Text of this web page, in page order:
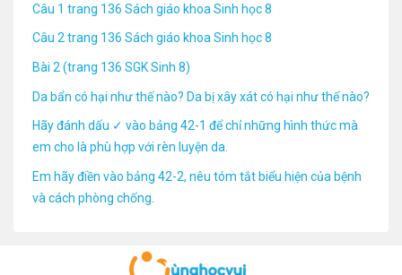
Câu 1 trang 136 Sách giáo khoa Sinh học 8
Câu 2 trang 136 Sách giáo khoa Sinh học 8
Bài 2 (trang 136 SGK Sinh 8)
Da bẩn có hại như thế nào? Da bị xây xát có hại như thế nào?
Hãy đánh dấu ✓ vào bảng 42-1 để chỉ những hình thức mà
em cho là phù hợp với rèn luyện da.
Em hãy điền vào bảng 42-2, nêu tóm tắt biểu hiện của bệnh
và cách phòng chống.